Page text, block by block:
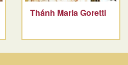
Thánh Maria Goretti